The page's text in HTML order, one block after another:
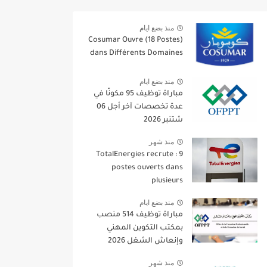
منذ بضع ايام
Cosumar Ouvre (18 Postes)
dans Différents Domaines
منذ بضع ايام
مباراة توظيف 95 مكونًا في
عدة تخصصات آخر أجل 06
شتنبر 2026
منذ شهر
TotalEnergies recrute : 9
postes ouverts dans
plusieurs
منذ بضع ايام
مباراة توظيف 514 منصب
بمكتب التكوين المهني
وإنعاش الشغل 2026
منذ شهر